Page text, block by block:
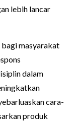
lebih lancar
masyarakat
dalam
cara-
produk